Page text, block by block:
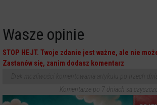
Wasze opinie
STOP HEJT. Twoje zdanie jest ważne, ale nie
Zastanów się, zanim dodasz komentarz
Komentarze po 7 dniach są